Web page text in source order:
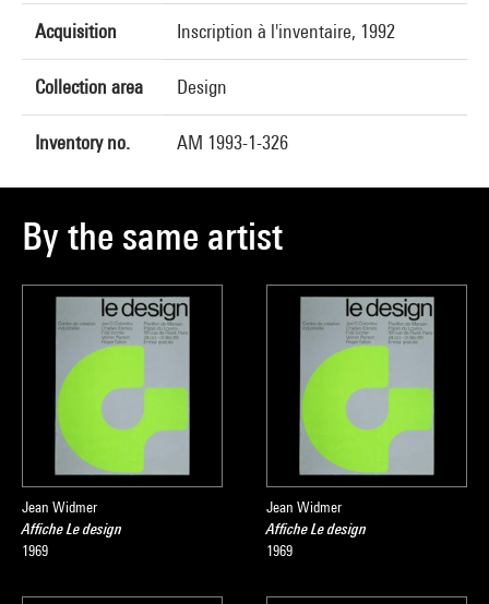
Acquisition Inscription à l'inventaire, 1992
Collection area Design
Inventory no. AM 1993-1-326
By the same artist
Jean Widmer
Affiche Le design
1969
Jean Widmer
Affiche Le design
1969